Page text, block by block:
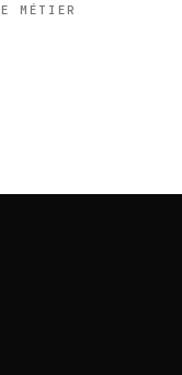
MÉTIER